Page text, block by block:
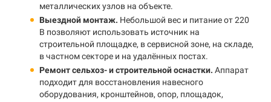
металлических узлов на объекте.
Выездной монтаж. Небольшой вес и питание от 220
В позволяют использовать источник на
строительной площадке, в сервисной зоне, на складе,
в частном секторе и на удалённых постах.
Ремонт сельхоз- и строительной оснастки. Аппарат
подходит для восстановления навесного
оборудования, кронштейнов, опор, площадок,